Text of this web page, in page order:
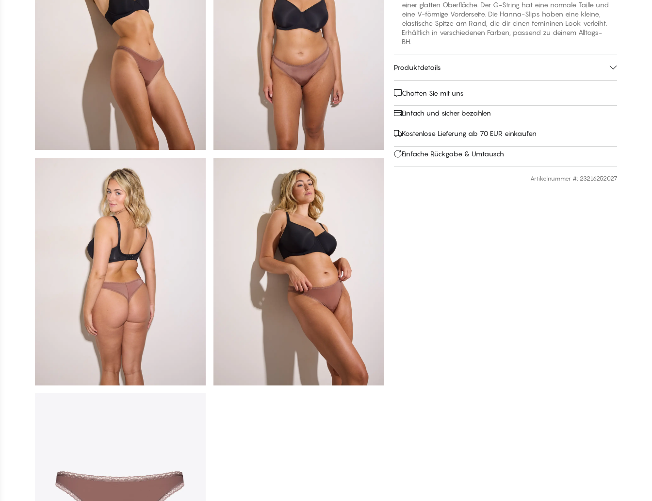
einer glatten Oberfläche. Der G-String hat eine normale Taille und
eine V-förmige Vorderseite. Die Hanna-Slips haben eine kleine,
elastische Spitze am Rand, die dir einen femininen Look verleiht.
Erhältlich in verschiedenen Farben, passend zu deinem Alltags-
BH.
Produktdetails
Chatten Sie mit uns
Einfach und sicher bezahlen
Kostenlose Lieferung ab 70 EUR einkaufen
Einfache Rückgabe & Umtausch
Artikelnummer #: 23216252027